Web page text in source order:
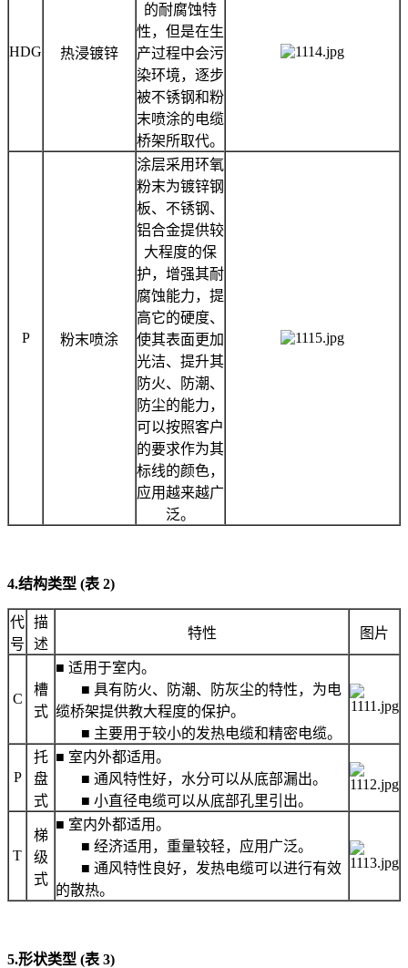
HDG 热浸镀锌
的耐腐蚀特
性，但是在生
产过程中会污
染环境，逐步
被不锈钢和粉
末喷涂的电缆
桥架所取代。
P 粉末喷涂
涂层采用环氧
粉末为镀锌钢
板、不锈钢、
铝合金提供较
大程度的保
护，增强其耐
腐蚀能力，提
高它的硬度、
使其表面更加
光洁、提升其
防火、防潮、
防尘的能力，
可以按照客户
的要求作为其
标线的颜色，
应用越来越广
泛。
4.结构类型 (表 2)
代
号
描
述
特性 图片
C
槽
式
■ 适用于室内。
■ 具有防火、防潮、防灰尘的特性，为电
缆桥架提供教大程度的保护。
■ 主要用于较小的发热电缆和精密电缆。
P
托
盘
式
■ 室内外都适用。
■ 通风特性好，水分可以从底部漏出。
■ 小直径电缆可以从底部孔里引出。
T
梯
级
式
■ 室内外都适用。
■ 经济适用，重量较轻，应用广泛。
■ 通风特性良好，发热电缆可以进行有效
的散热。
5.形状类型 (表 3)